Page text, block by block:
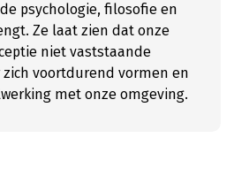
psychologie, filosofie en
Ze laat zien dat onze
niet vaststaande
voortdurend vormen en
met onze omgeving.